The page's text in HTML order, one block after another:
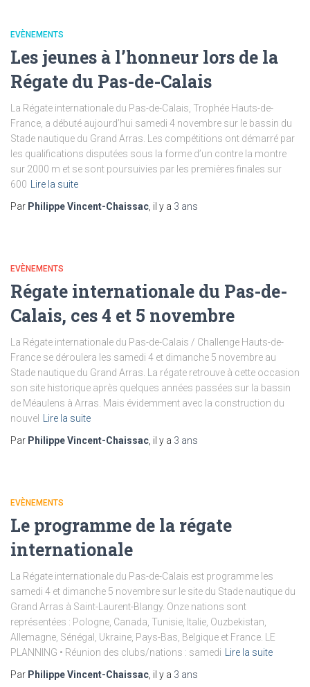
EVÈNEMENTS
Les jeunes à l’honneur lors de la
Régate du Pas-de-Calais
La Régate internationale du Pas-de-Calais, Trophée Hauts-de-
France, a débuté aujourd’hui samedi 4 novembre sur le bassin du
Stade nautique du Grand Arras. Les compétitions ont démarré par
les qualifications disputées sous la forme d’un contre la montre
sur 2000 m et se sont poursuivies par les premières finales sur
600
Lire la suite
Par Philippe Vincent-Chaissac , il y a 3 ans
EVÈNEMENTS
Régate internationale du Pas-de-
Calais, ces 4 et 5 novembre
La Régate internationale du Pas-de-Calais / Challenge Hauts-de-
France se déroulera les samedi 4 et dimanche 5 novembre au
Stade nautique du Grand Arras. La régate retrouve à cette occasion
son site historique après quelques années passées sur la bassin
de Méaulens à Arras. Mais évidemment avec la construction du
nouvel
Lire la suite
Par Philippe Vincent-Chaissac , il y a 3 ans
EVÈNEMENTS
Le programme de la régate
internationale
La Régate internationale du Pas-de-Calais est programme les
samedi 4 et dimanche 5 novembre sur le site du Stade nautique du
Grand Arras à Saint-Laurent-Blangy. Onze nations sont
représentées : Pologne, Canada, Tunisie, Italie, Ouzbekistan,
Allemagne, Sénégal, Ukraine, Pays-Bas, Belgique et France. LE
PLANNING • Réunion des clubs/nations : samedi
Lire la suite
Par Philippe Vincent-Chaissac , il y a 3 ans